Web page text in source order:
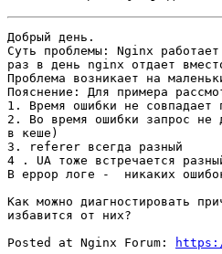
Добрый день.
Суть проблемы: Nginx
раз в день nginx отдает
Проблема возникает на
Пояснение: Для примера
1. Время ошибки не совпадает
2. Во время ошибки запрос
в кеше)
3. referer всегда разный
4 . UA тоже встречается
В еррор логе -  никаких
Как можно диагностировать
избавится от них?
Posted at Nginx Forum: